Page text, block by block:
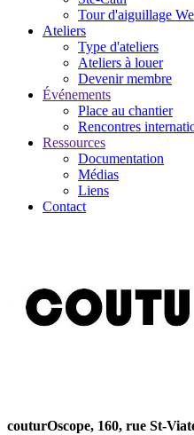
Tour d'aiguillage
Ateliers
Type d'ateliers
Ateliers à louer
Devenir membre
Événements
Place au chantier
Rencontres
Ressources
Documentation
Médias
Liens
Contact
couturOscope, 160, rue St-